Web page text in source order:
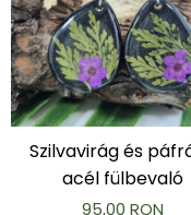
Szilvavirág és
acél fülbevaló
95,00 RON